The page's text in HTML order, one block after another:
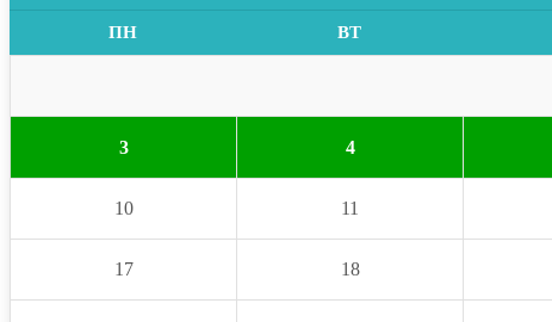
ПН ВТ
3 4
10 11
17 18